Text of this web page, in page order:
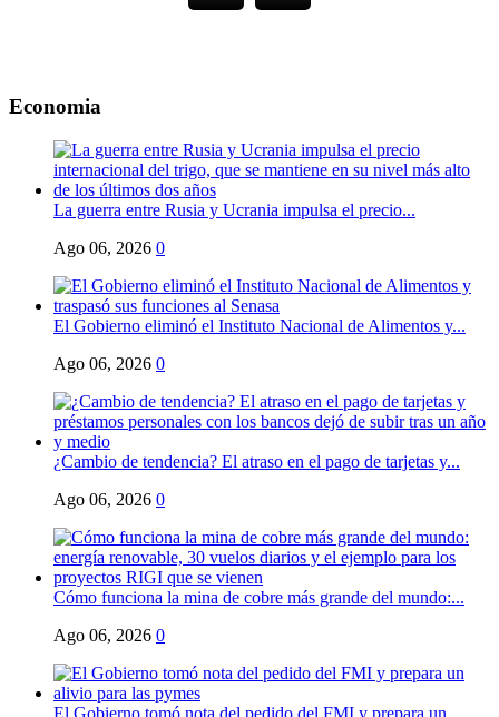
Economia
La guerra entre Rusia y Ucrania impulsa el precio...
Ago 06, 2026 0
El Gobierno eliminó el Instituto Nacional de Alimentos y...
Ago 06, 2026 0
¿Cambio de tendencia? El atraso en el pago de tarjetas y...
Ago 06, 2026 0
Cómo funciona la mina de cobre más grande del mundo:...
Ago 06, 2026 0
El Gobierno tomó nota del pedido del FMI y prepara un...